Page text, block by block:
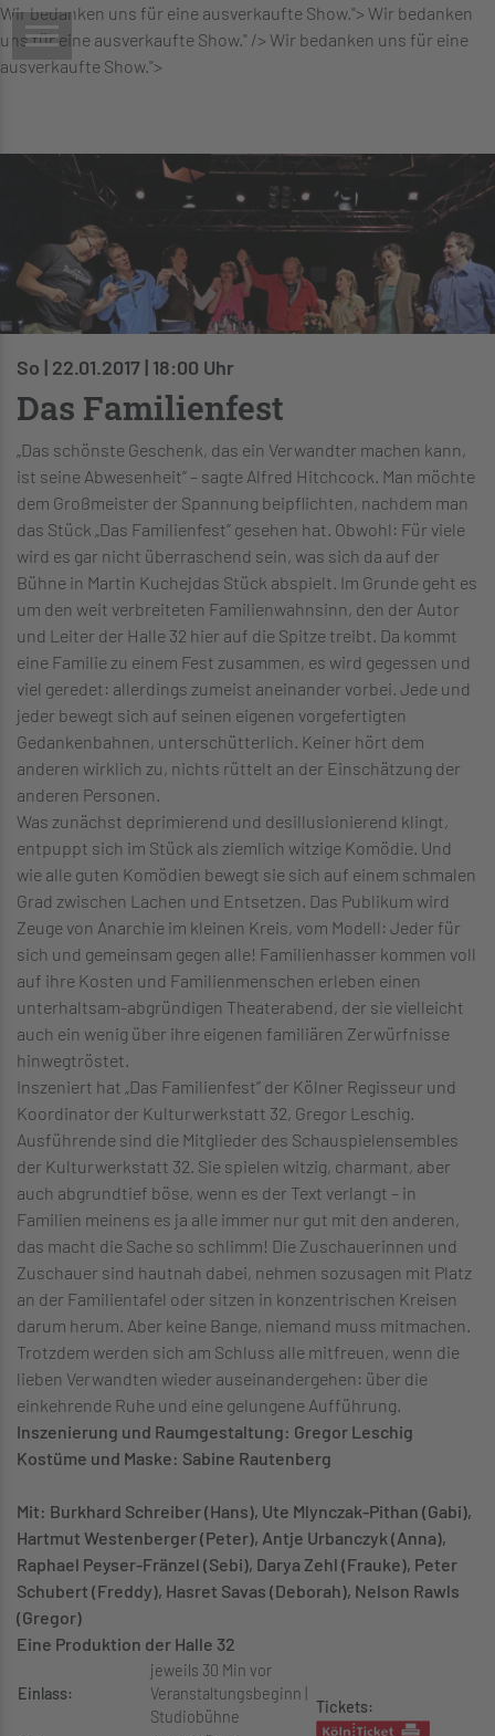
Wir bedanken uns für eine ausverkaufte Show."> Wir bedanken
uns für eine ausverkaufte Show." /> Wir bedanken uns für eine
ausverkaufte Show.">
So | 22.01.2017 | 18:00 Uhr
Das Familienfest
„Das schönste Geschenk, das ein Verwandter machen kann,
ist seine Abwesenheit” – sagte Alfred Hitchcock. Man möchte
dem Großmeister der Spannung beipflichten, nachdem man
das Stück „Das Familienfest” gesehen hat. Obwohl: Für viele
wird es gar nicht überraschend sein, was sich da auf der
Bühne in Martin Kuchejdas Stück abspielt. Im Grunde geht es
um den weit verbreiteten Familienwahnsinn, den der Autor
und Leiter der Halle 32 hier auf die Spitze treibt. Da kommt
eine Familie zu einem Fest zusammen, es wird gegessen und
viel geredet: allerdings zumeist aneinander vorbei. Jede und
jeder bewegt sich auf seinen eigenen vorgefertigten
Gedankenbahnen, unterschütterlich. Keiner hört dem
anderen wirklich zu, nichts rüttelt an der Einschätzung der
anderen Personen.
Was zunächst deprimierend und desillusionierend klingt,
entpuppt sich im Stück als ziemlich witzige Komödie. Und
wie alle guten Komödien bewegt sie sich auf einem schmalen
Grad zwischen Lachen und Entsetzen. Das Publikum wird
Zeuge von Anarchie im kleinen Kreis, vom Modell: Jeder für
sich und gemeinsam gegen alle! Familienhasser kommen voll
auf ihre Kosten und Familienmenschen erleben einen
unterhaltsam-abgründigen Theaterabend, der sie vielleicht
auch ein wenig über ihre eigenen familiären Zerwürfnisse
hinwegtröstet.
Inszeniert hat „Das Familienfest” der Kölner Regisseur und
Koordinator der Kulturwerkstatt 32, Gregor Leschig.
Ausführende sind die Mitglieder des Schauspielensembles
der Kulturwerkstatt 32. Sie spielen witzig, charmant, aber
auch abgrundtief böse, wenn es der Text verlangt – in
Familien meinens es ja alle immer nur gut mit den anderen,
das macht die Sache so schlimm! Die Zuschauerinnen und
Zuschauer sind hautnah dabei, nehmen sozusagen mit Platz
an der Familientafel oder sitzen in konzentrischen Kreisen
darum herum. Aber keine Bange, niemand muss mitmachen.
Trotzdem werden sich am Schluss alle mitfreuen, wenn die
lieben Verwandten wieder auseinandergehen: über die
einkehrende Ruhe und eine gelungene Aufführung.
Inszenierung und Raumgestaltung: Gregor Leschig
Kostüme und Maske: Sabine Rautenberg
Mit: Burkhard Schreiber (Hans), Ute Mlynczak-Pithan (Gabi),
Hartmut Westenberger (Peter), Antje Urbanczyk (Anna),
Raphael Peyser-Fränzel (Sebi), Darya Zehl (Frauke), Peter
Schubert (Freddy), Hasret Savas (Deborah), Nelson Rawls
(Gregor)
Eine Produktion der Halle 32
Einlass:
jeweils 30 Min vor
Veranstaltungsbeginn |
Studiobühne
Tickets: